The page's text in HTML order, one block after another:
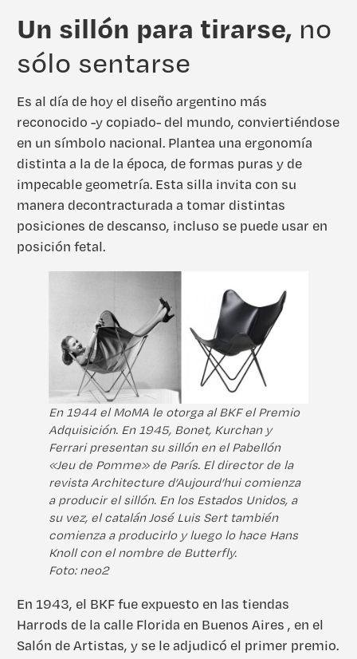
Un sillón para tirarse, no
sólo sentarse
Es al día de hoy el diseño argentino más
reconocido -y copiado- del mundo, conviertiéndose
en un símbolo nacional. Plantea una ergonomía
distinta a la de la época, de formas puras y de
impecable geometría. Esta silla invita con su
manera decontracturada a tomar distintas
posiciones de descanso, incluso se puede usar en
posición fetal.
En 1944 el MoMA le otorga al BKF el Premio
Adquisición. En 1945, Bonet, Kurchan y
Ferrari presentan su sillón en el Pabellón
«Jeu de Pomme» de París. El director de la
revista Architecture d’Aujourd’hui comienza
a producir el sillón. En los Estados Unidos, a
su vez, el catalán José Luis Sert también
comienza a producirlo y luego lo hace Hans
Knoll con el nombre de Butterfly.
Foto: neo2
En 1943, el BKF fue expuesto en las tiendas
Harrods de la calle Florida en Buenos Aires , en el
Salón de Artistas, y se le adjudicó el primer premio.